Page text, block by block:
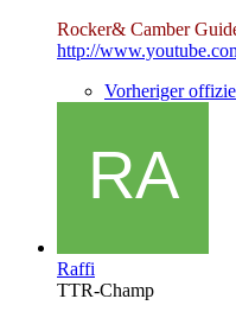
Rocker& Camber
http://
Vorheriger
Raffi
TTR-Champ